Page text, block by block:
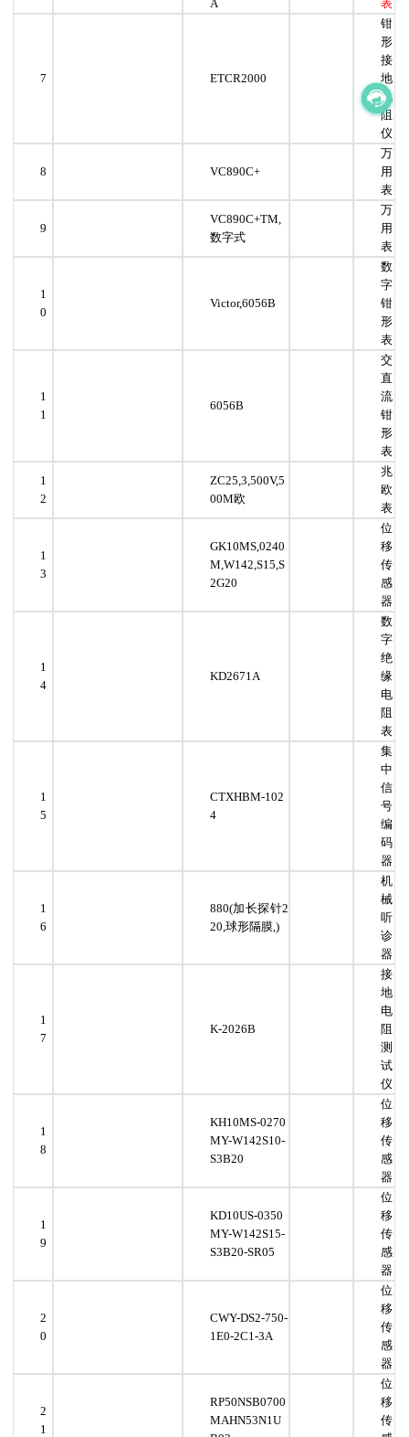
A 表
7 ETCR2000
钳
形
接
地
电
阻
仪
8 VC890C+
万
用
表
9
VC890C+TM,
数字式
万
用
表
1
0
Victor,6056B
数
字
钳
形
表
1
1
6056B
交
直
流
钳
形
表
1
2
ZC25,3,500V,5
00M欧
兆
欧
表
1
3
GK10MS,0240
M,W142,S15,S
2G20
位
移
传
感
器
1
4
KD2671A
数
字
绝
缘
电
阻
表
1
5
CTXHBM-102
4
集
中
信
号
编
码
器
1
6
880(加长探针2
20,球形隔膜,)
机
械
听
诊
器
1
7
K-2026B
接
地
电
阻
测
试
仪
1
8
KH10MS-0270
MY-W142S10-
S3B20
位
移
传
感
器
1
9
KD10US-0350
MY-W142S15-
S3B20-SR05
位
移
传
感
器
2
0
CWY-DS2-750-
1E0-2C1-3A
位
移
传
感
器
2
1
RP50NSB0700
MAHN53N1U
位
移
传